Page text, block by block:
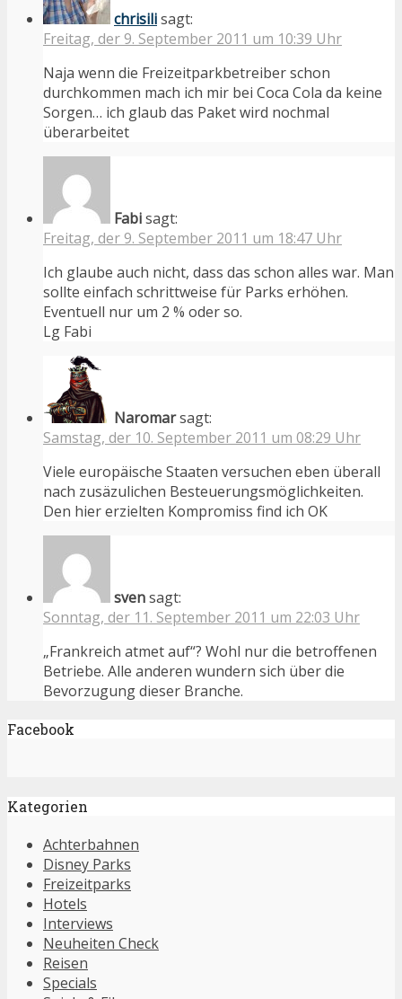
chrisilisagt:
Freitag, der 9. September 2011 um 10:39 Uhr
Naja wenn die Freizeitparkbetreiber schon
durchkommen mach ich mir bei Coca Cola da keine
Sorgen… ich glaub das Paket wird nochmal
überarbeitet
Fabisagt:
Freitag, der 9. September 2011 um 18:47 Uhr
Ich glaube auch nicht, dass das schon alles war. Man
sollte einfach schrittweise für Parks erhöhen.
Eventuell nur um 2 % oder so.
Lg Fabi
Naromarsagt:
Samstag, der 10. September 2011 um 08:29 Uhr
Viele europäische Staaten versuchen eben überall
nach zusäzulichen Besteuerungsmöglichkeiten.
Den hier erzielten Kompromiss find ich OK
svensagt:
Sonntag, der 11. September 2011 um 22:03 Uhr
„Frankreich atmet auf“? Wohl nur die betroffenen
Betriebe. Alle anderen wundern sich über die
Bevorzugung dieser Branche.
Facebook
Kategorien
Achterbahnen
Disney Parks
Freizeitparks
Hotels
Interviews
Neuheiten Check
Reisen
Specials